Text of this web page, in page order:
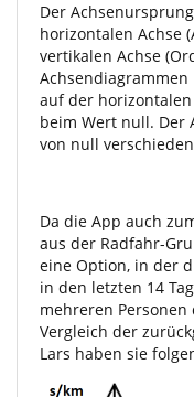
Der
horizontalen Achse
vertikalen Achse
auf der
beim Wert null. Der
von null
Da die App auch
aus der Radfahr-
eine Option, in der
in den letzten 14
mehreren
Vergleich der
Lars haben sie